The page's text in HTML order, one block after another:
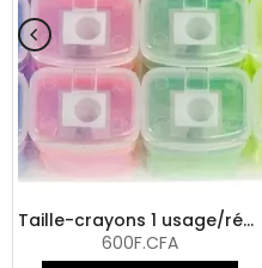
Taille-crayons 1 usage/réserve plastique ass coul
600F.CFA